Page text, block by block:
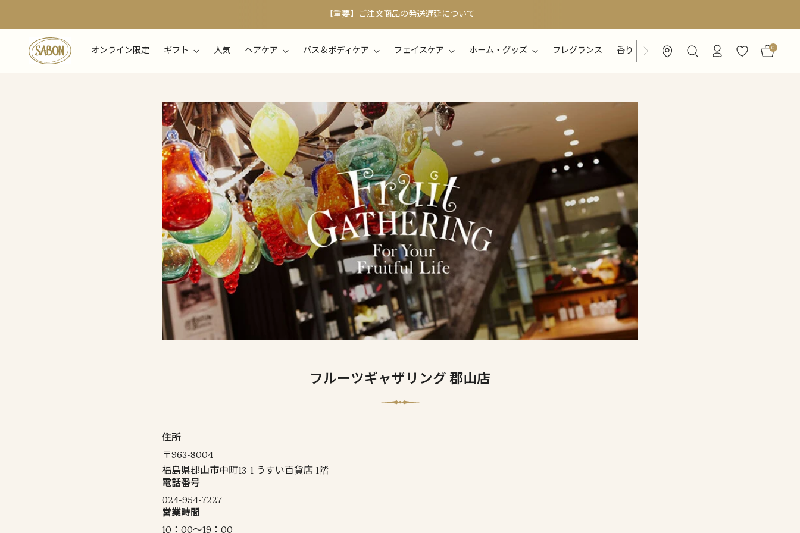
【重要】ご注文商品の発送遅延について
オンライン限定 ギフト 人気 ヘアケア バス＆ボディケア フェイスケア ホーム・グッズ フレグランス 香り 特集ページ 0
フルーツギャザリング 郡山店
住所
〒963-8004
福島県郡山市中町13-1 うすい百貨店 1階
電話番号
024-954-7227
営業時間
10：00～19：00